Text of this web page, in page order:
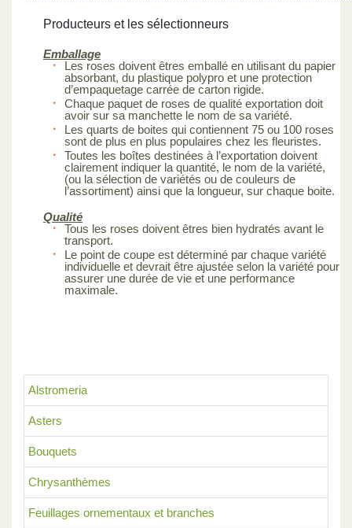
Alstromeria
Asters
Bouquets
Chrysanthèmes
Feuillages ornementaux et branches
Producteurs et les sélectionneurs
Emballage
Les roses doivent êtres emballé en utilisant du papier
absorbant, du plastique polypro et une protection
d’empaquetage carrée de carton rigide.
Chaque paquet de roses de qualité exportation doit
avoir sur sa manchette le nom de sa variété.
Les quarts de boites qui contiennent 75 ou 100 roses
sont de plus en plus populaires chez les fleuristes.
Toutes les boîtes destinées à l’exportation doivent
clairement indiquer la quantité, le nom de la variété,
(ou la sélection de variétés ou de couleurs de
l’assortiment) ainsi que la longueur, sur chaque boite.
Qualité
Tous les roses doivent êtres bien hydratés avant le
transport.
Le point de coupe est déterminé par chaque variété
individuelle et devrait être ajustée selon la variété pour
assurer une durée de vie et une performance
maximale.